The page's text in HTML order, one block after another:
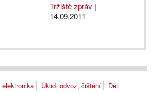
Tržiště zpráv |
14.09.2011
elektronika Úklid, odvoz, čištění Děti